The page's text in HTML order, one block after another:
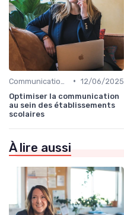
• 12/06/2025
Optimiser la communication
au sein des établissements
scolaires
À lire aussi